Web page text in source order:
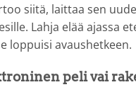
siitä, laittaa sen
Lahja elää ajassa
loppuisi avaushetkeen.
peli vai